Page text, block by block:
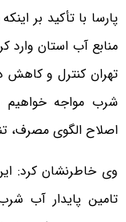
پارسا با تأکید بر
منابع آب استان وارد
تهران کنترل و
شرب مواجه
اصلاح الگوی مصرف،
وی خاطرنشان کرد:
تامین پایدار آب